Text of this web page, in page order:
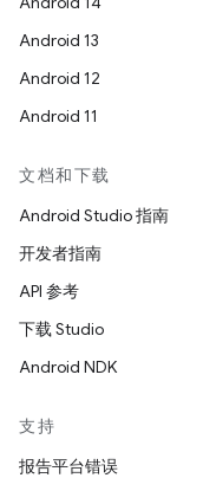
Android 13
Android 12
Android 11
文档和下载
Android Studio 指南
开发者指南
API 参考
下载 Studio
Android NDK
支持
报告平台错误